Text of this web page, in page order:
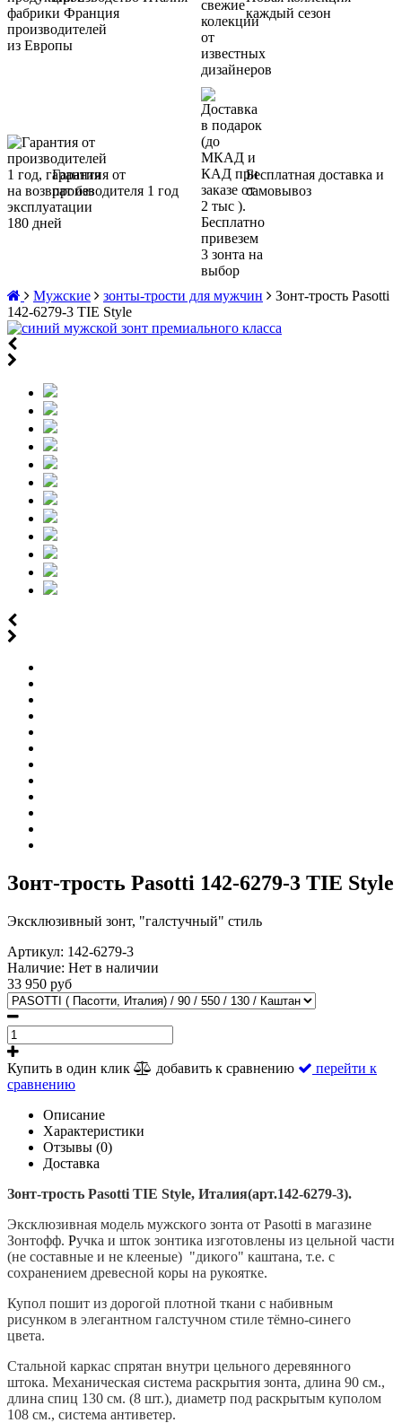
и Франция
каждый сезон
Гарантия от
производителя 1 год
Бесплатная доставка и
самовывоз
Мужские зонты-трости для мужчин
Зонт-трость Pasotti
142-6279-3 TIE Style
Зонт-трость Pasotti 142-6279-3 TIE Style
Эксклюзивный зонт, "галстучный" стиль
Артикул: 142-6279-3
Наличие: Нет в наличии
33 950 руб
Купить в один клик добавить к сравнению
перейти к
сравнению
Описание
Характеристики
Отзывы (0)
Доставка
Зонт-трость Pasotti TIE Style, Италия(арт.142-6279-3).
Эксклюзивная модель мужского зонта от Pasotti в магазине
Зонтофф. Ручка и шток зонтика изготовлены из цельной части
(не составные и не клееные) "дикого" каштана, т.е. с
сохранением древесной коры на рукоятке.
Купол пошит из дорогой плотной ткани с набивным
рисунком в элегантном галстучном стиле тёмно-синего
цвета.
Стальной каркас спрятан внутри цельного деревянного
штока. Механическая система раскрытия зонта, длина 90 см.,
длина спиц 130 см. (8 шт.), диаметр под раскрытым куполом
108 см., система антиветер.